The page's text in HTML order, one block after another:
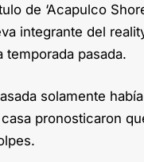
de ‘Acapulco
integrante del
temporada pasada.
solamente
pronosticaron